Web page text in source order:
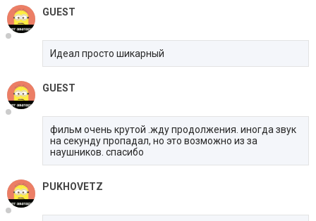
GUEST
Идеал просто шикарный
GUEST
фильм очень крутой .жду продолжения. иногда звук
на секунду пропадал, но это возможно из за
наушников. спасибо
PUKHOVETZ